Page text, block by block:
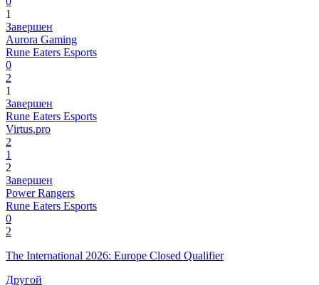
1
Завершен
Aurora Gaming
Rune Eaters Esports
0
2
1
Завершен
Rune Eaters Esports
Virtus.pro
2
1
2
Завершен
Power Rangers
Rune Eaters Esports
0
2
The International 2026: Europe Closed Qualifier
Другой